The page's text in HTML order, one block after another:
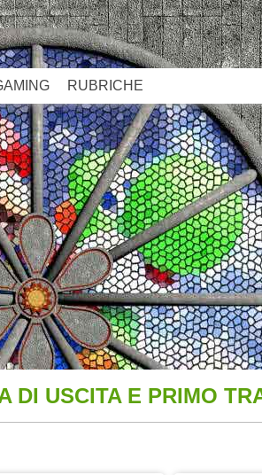
RUBRICHE
DI USCITA E PRIMO